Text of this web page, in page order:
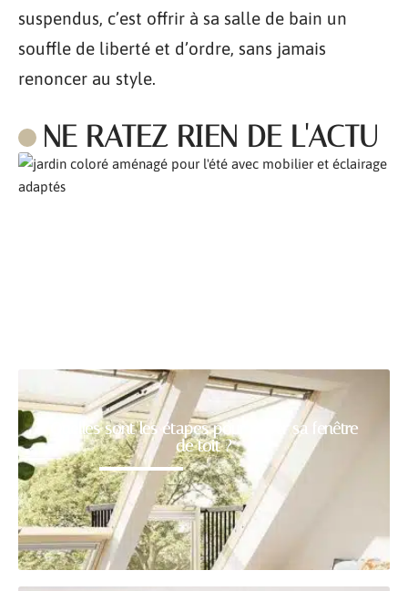
suspendus, c’est offrir à sa salle de bain un
souffle de liberté et d’ordre, sans jamais
renoncer au style.
NE RATEZ RIEN DE L'ACTU
Quelles sont les étapes pour poser sa fenêtre
de toit ?